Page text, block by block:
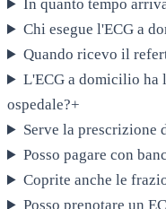
In quanto tempo
Chi esegue l'ECG a
Quando ricevo il
L'ECG a domicilio ha
ospedale?+
Serve la prescrizione
Posso pagare con
Coprite anche le
Posso prenotare un